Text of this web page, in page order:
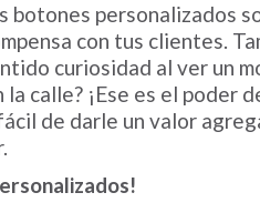
botones personalizados
con tus clientes.
curiosidad al ver un
calle? ¡Ese es el poder
de darle un valor